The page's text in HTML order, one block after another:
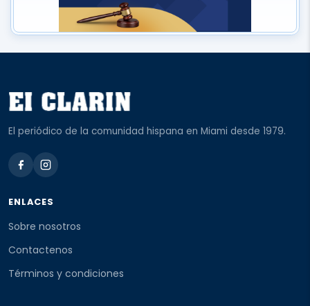
El periódico de la comunidad hispana en Miami desde 1979.
ENLACES
Sobre nosotros
Contactenos
Términos y condiciones